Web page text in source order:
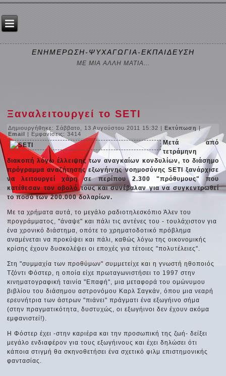
ΕΝΗΜΕΡΩΣΗ-ΨΥΧΑΓΩΓΙΑ-ΕΚΠΑΙΔΕΥΣΗ
ΜΕ ΜΙΑ ΑΛΛΗ ΜΑΤΙΑ...
Ξαναλειτουργεί το SETI
Δημιουργήθηκε: Σάββατο, 13 Αυγούστου 2011 15:32 |Εκτύπωση |
Email | Εμφανίσεις: 3414
Μετά από
τετράμηνη
διακοπή λόγω έλλειψης των αναγκαίων κονδυλίων, το διάσημο
πρόγραμμα αναζήτησης εξωγήινης νοημοσύνης SETI ξανάρχισε
να λειτουργεί χάρη σε περίπου 2.300 "πρόθυμους" που
κατέθεσαν τον οβολό τους και συνέβαλαν για να συγκεντρωθεί
το ποσό των 200.000 δολαρίων.
Με τα χρήματα αυτά, το μεγάλο ραδιοτηλεσκόπιο Άλεν του
προγράμματος, "άναψε" και πάλι τις αντένες του - τουλάχιστον για
ένα χρονικό διάστημα, οπότε το χρηματοδοτικό πρόβλημα
αναμένεται να προκύψει και πάλι, καθώς λόγω της οικονομικής
κρίσης έχουν δυσκολέψει οι εποχές για τέτοιες "πολυτέλειες".
Στη "συμμαχία των προθύμων" συμμετείχε και η γνωστή ηθοποιός
Τζόντι Φόστερ, η οποία είχε πρωταγωνιστήσει το 1997 στην
κινηματογραφική ταινία "Επαφή", μια μεταφορά του ομώνυμου
βιβλίου του διάσημου αστρονόμου Καρλ Σαγκάν, όπου μια νεαρή
ερευνήτρια των άστρων "πιάνει" πράγματι ένα εξωγήινο σήμα
(στην πραγματικότητα, δυστυχώς, οι εξωγήινοι δεν έχουν ακόμα
εμφανιστεί!).
Η Φόστερ έχει -στην καριέρα και την προσωπική της ζωή- δείξει
μεγάλο ενδιαφέρον για τους εξωγήινους και έχει δηλώσει ότι
κάποια στιγμή θα σκηνοθετήσει ένα σχετικό φιλμ επιστημονικής
φαντασίας.